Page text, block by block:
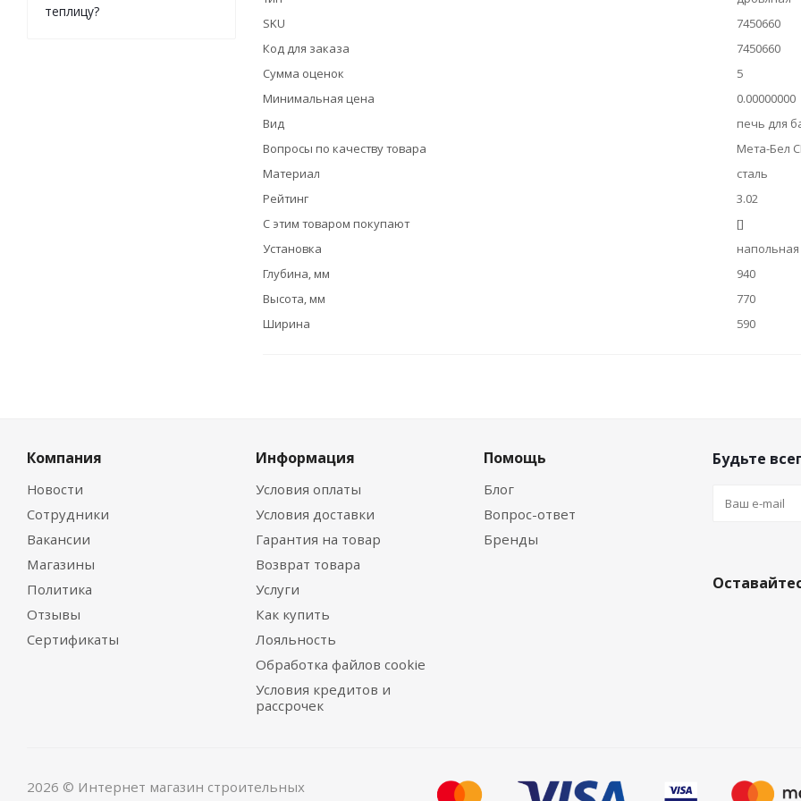
SKU
7450660
Код для заказа
7450660
Сумма оценок
5
Минимальная цена
0.00000000
Вид
печь для
Вопросы по качеству товара
Мета-Бел
Материал
сталь
Рейтинг
3.02
С этим товаром покупают
[]
Установка
напольная
Глубина, мм
940
Высота, мм
770
Ширина
590
теплицу?
Компания
Новости
Сотрудники
Вакансии
Магазины
Политика
Отзывы
Сертификаты
Информация
Условия оплаты
Условия доставки
Гарантия на товар
Возврат товара
Услуги
Как купить
Лояльность
Обработка файлов cookie
Условия кредитов и
рассрочек
Помощь
Блог
Вопрос-ответ
Бренды
Будьте
2026 © Интернет магазин строительных